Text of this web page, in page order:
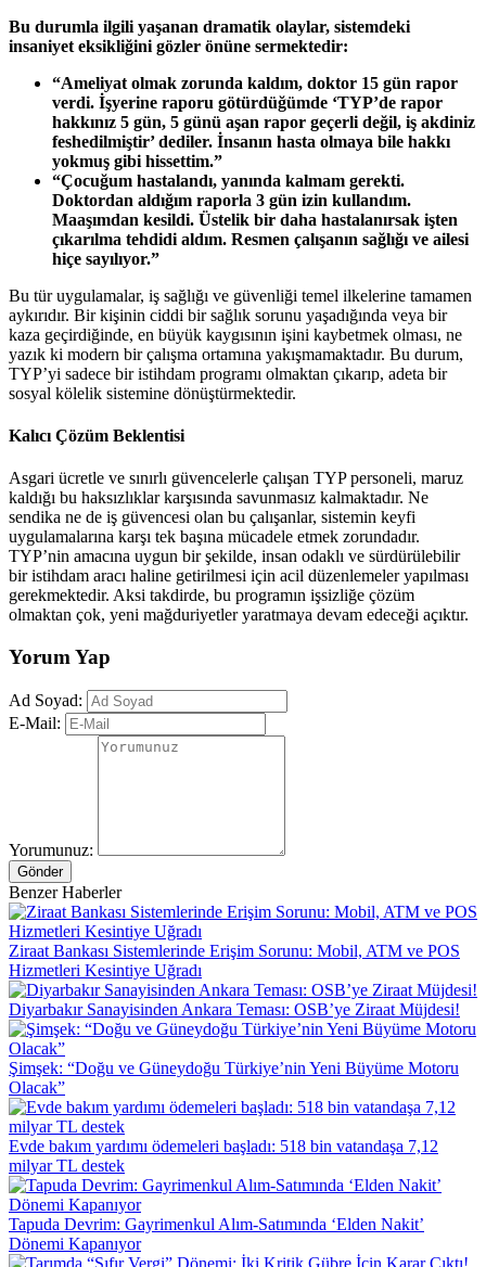
Bu durumla ilgili yaşanan dramatik olaylar, sistemdeki
insaniyet eksikliğini gözler önüne sermektedir:
“Ameliyat olmak zorunda kaldım, doktor 15 gün rapor
verdi. İşyerine raporu götürdüğümde ‘TYP’de rapor
hakkınız 5 gün, 5 günü aşan rapor geçerli değil, iş akdiniz
feshedilmiştir’ dediler. İnsanın hasta olmaya bile hakkı
yokmuş gibi hissettim.”
“Çocuğum hastalandı, yanında kalmam gerekti.
Doktordan aldığım raporla 3 gün izin kullandım.
Maaşımdan kesildi. Üstelik bir daha hastalanırsak işten
çıkarılma tehdidi aldım. Resmen çalışanın sağlığı ve ailesi
hiçe sayılıyor.”
Bu tür uygulamalar, iş sağlığı ve güvenliği temel ilkelerine tamamen
aykırıdır. Bir kişinin ciddi bir sağlık sorunu yaşadığında veya bir
kaza geçirdiğinde, en büyük kaygısının işini kaybetmek olması, ne
yazık ki modern bir çalışma ortamına yakışmamaktadır. Bu durum,
TYP’yi sadece bir istihdam programı olmaktan çıkarıp, adeta bir
sosyal kölelik sistemine dönüştürmektedir.
Kalıcı Çözüm Beklentisi
Asgari ücretle ve sınırlı güvencelerle çalışan TYP personeli, maruz
kaldığı bu haksızlıklar karşısında savunmasız kalmaktadır. Ne
sendika ne de iş güvencesi olan bu çalışanlar, sistemin keyfi
uygulamalarına karşı tek başına mücadele etmek zorundadır.
TYP’nin amacına uygun bir şekilde, insan odaklı ve sürdürülebilir
bir istihdam aracı haline getirilmesi için acil düzenlemeler yapılması
gerekmektedir. Aksi takdirde, bu programın işsizliğe çözüm
olmaktan çok, yeni mağduriyetler yaratmaya devam edeceği açıktır.
Yorum Yap
Ad Soyad:
E-Mail:
Yorumunuz:
Gönder
Benzer Haberler
Ziraat Bankası Sistemlerinde Erişim Sorunu: Mobil, ATM ve POS
Hizmetleri Kesintiye Uğradı
Diyarbakır Sanayisinden Ankara Teması: OSB’ye Ziraat Müjdesi!
Şimşek: “Doğu ve Güneydoğu Türkiye’nin Yeni Büyüme Motoru
Olacak”
Evde bakım yardımı ödemeleri başladı: 518 bin vatandaşa 7,12
milyar TL destek
Tapuda Devrim: Gayrimenkul Alım-Satımında ‘Elden Nakit’
Dönemi Kapanıyor